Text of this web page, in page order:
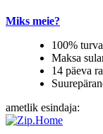
Miks meie?
100%
Maksa
14 päeva
ametlik esindaja: